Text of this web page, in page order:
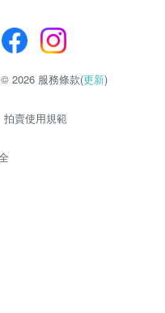
2026 服務條款(更新)
拍賣使用規範